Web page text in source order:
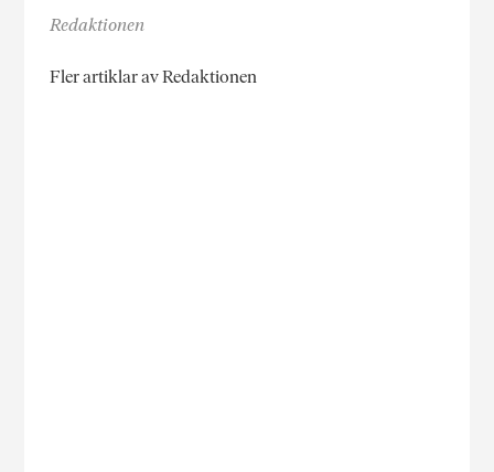
Redaktionen
Fler artiklar av Redaktionen